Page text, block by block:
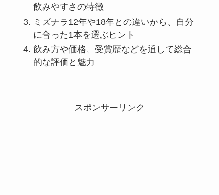
飲みやすさの特徴
ミズナラ12年や18年との違いから、自分
に合った1本を選ぶヒント
飲み方や価格、受賞歴などを通して総合
的な評価と魅力
スポンサーリンク